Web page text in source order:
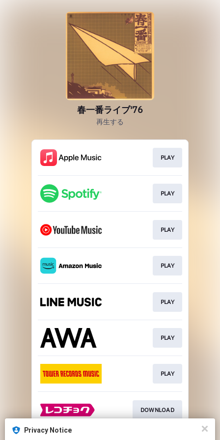
春一番ライブ'76
再生する
PLAY
PLAY
PLAY
PLAY
PLAY
PLAY
PLAY
DOWNLOAD
Privacy Notice